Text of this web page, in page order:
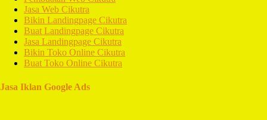
Jasa Web Cikutra
Bikin Landingpage Cikutra
Buat Landingpage Cikutra
Jasa Landingpage Cikutra
Bikin Toko Online Cikutra
Buat Toko Online Cikutra
Jasa Iklan Google Ads